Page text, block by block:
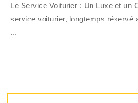
Luxe,
Le Service Voiturier : Un Luxe et un
service voiturier, longtemps réservé
...